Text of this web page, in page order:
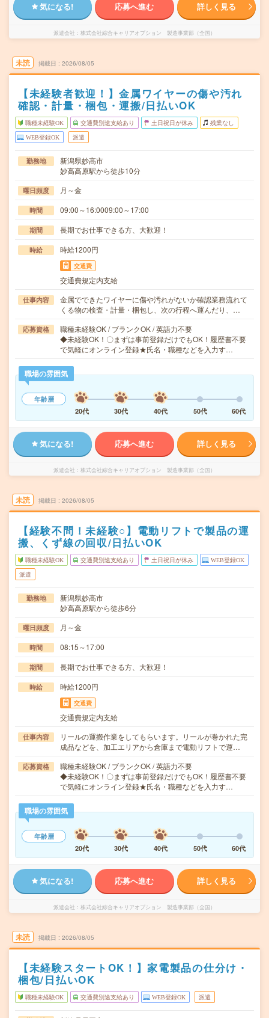
気になる! 応募へ進む 詳しく見る
派遣会社 株式会社綜合キャリアオプション 製造事業部（全国）
未読 掲載日 2026/08/05
【未経験者歓迎！】金属ワイヤーの傷や汚れ
確認・計量・梱包・運搬/日払いOK
職種未経験OK 交通費別途支給あり 土日祝日が休み 残業なし
WEB登録OK 派遣
勤務地
新潟県妙高市
妙高高原駅から徒歩10分
曜日頻度 月～金
時間 09:00～16:0009:00～17:00
期間 長期でお仕事できる方、大歓迎！
時給 時給1200円
交通費
交通費規定内支給
仕事内容
金属でできたワイヤーに傷や汚れがないか確認業務流れて
くる物の検査・計量・梱包し、次の行程へ運んだり、…
応募資格
職種未経験OK / ブランクOK / 英語力不要
◆未経験OK！〇まずは事前登録だけでもOK！履歴書不要
で気軽にオンライン登録★氏名・職種などを入力す…
職場の雰囲気
年齢層
20代
30代 40代 50代 60代
気になる! 応募へ進む 詳しく見る
派遣会社 株式会社綜合キャリアオプション 製造事業部（全国）
未読 掲載日 2026/08/05
【経験不問！未経験○】電動リフトで製品の運
搬、くず線の回収/日払いOK
職種未経験OK 交通費別途支給あり 土日祝日が休み WEB登録OK
派遣
勤務地
新潟県妙高市
妙高高原駅から徒歩6分
曜日頻度 月～金
時間 08:15～17:00
期間 長期でお仕事できる方、大歓迎！
時給 時給1200円
交通費
交通費規定内支給
仕事内容
リールの運搬作業をしてもらいます。リールが巻かれた完
成品などを、加工エリアから倉庫まで電動リフトで運…
応募資格
職種未経験OK / ブランクOK / 英語力不要
◆未経験OK！〇まずは事前登録だけでもOK！履歴書不要
で気軽にオンライン登録★氏名・職種などを入力す…
職場の雰囲気
年齢層
20代
30代 40代 50代 60代
気になる! 応募へ進む 詳しく見る
派遣会社 株式会社綜合キャリアオプション 製造事業部（全国）
未読 掲載日 2026/08/05
【未経験スタートOK！】家電製品の仕分け・
梱包/日払いOK
職種未経験OK 交通費別途支給あり WEB登録OK 派遣